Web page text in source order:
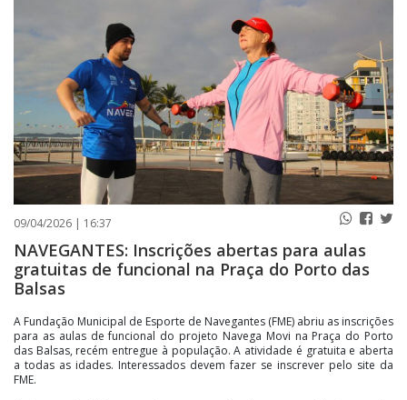
PUBLICAÇÕES LEGAIS
CONTATO
09/04/2026 | 16:37
NAVEGANTES: Inscrições abertas para aulas
gratuitas de funcional na Praça do Porto das
Balsas
A Fundação Municipal de Esporte de Navegantes (FME) abriu as inscrições
para as aulas de funcional do projeto Navega Movi na Praça do Porto
das Balsas, recém entregue à população. A atividade é gratuita e aberta
a todas as idades. Interessados devem fazer se inscrever pelo site da
FME.